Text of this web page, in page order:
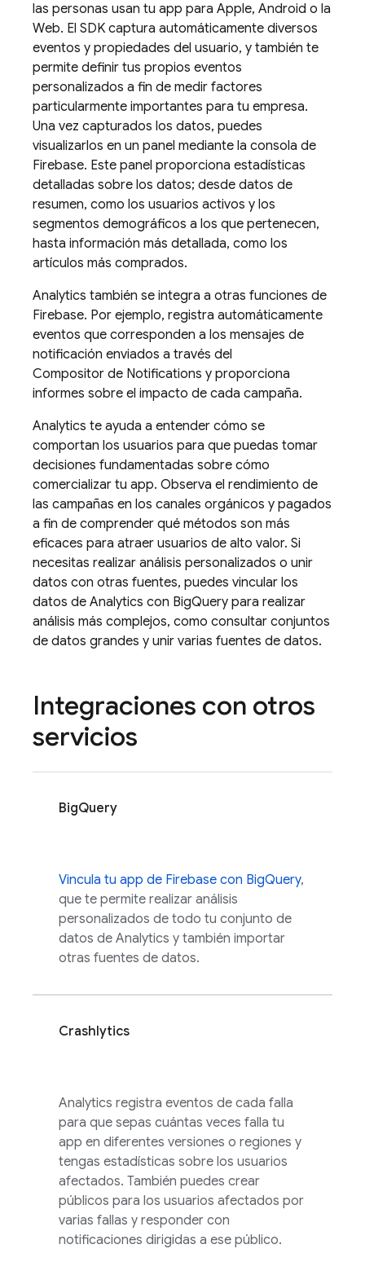
las personas usan tu app para Apple, Android o la
Web. El SDK captura automáticamente diversos
eventos y propiedades del usuario, y también te
permite definir tus propios eventos
personalizados a fin de medir factores
particularmente importantes para tu empresa.
Una vez capturados los datos, puedes
visualizarlos en un panel mediante la consola de
Firebase. Este panel proporciona estadísticas
detalladas sobre los datos; desde datos de
resumen, como los usuarios activos y los
segmentos demográficos a los que pertenecen,
hasta información más detallada, como los
artículos más comprados.
Analytics también se integra a otras funciones de
Firebase. Por ejemplo, registra automáticamente
eventos que corresponden a los mensajes de
notificación enviados a través del
Compositor de Notifications y proporciona
informes sobre el impacto de cada campaña.
Analytics te ayuda a entender cómo se
comportan los usuarios para que puedas tomar
decisiones fundamentadas sobre cómo
comercializar tu app. Observa el rendimiento de
las campañas en los canales orgánicos y pagados
a fin de comprender qué métodos son más
eficaces para atraer usuarios de alto valor. Si
necesitas realizar análisis personalizados o unir
datos con otras fuentes, puedes vincular los
datos de Analytics con BigQuery para realizar
análisis más complejos, como consultar conjuntos
de datos grandes y unir varias fuentes de datos.
Integraciones con otros
servicios
BigQuery
Vincula tu app de Firebase con BigQuery,
que te permite realizar análisis
personalizados de todo tu conjunto de
datos de Analytics y también importar
otras fuentes de datos.
Crashlytics
Analytics registra eventos de cada falla
para que sepas cuántas veces falla tu
app en diferentes versiones o regiones y
tengas estadísticas sobre los usuarios
afectados. También puedes crear
públicos para los usuarios afectados por
varias fallas y responder con
notificaciones dirigidas a ese público.